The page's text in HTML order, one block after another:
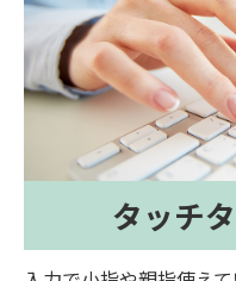
タッチ